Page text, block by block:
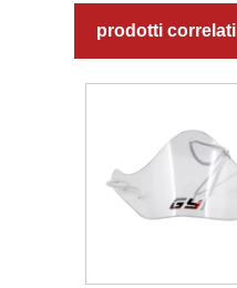
prodotti correlati